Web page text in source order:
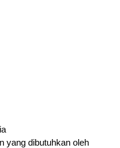
yang dibutuhkan oleh